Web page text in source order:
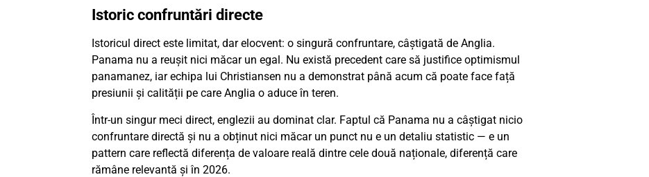
Istoric confruntări directe
Istoricul direct este limitat, dar elocvent: o singură confruntare, câștigată de Anglia.
Panama nu a reușit nici măcar un egal. Nu există precedent care să justifice optimismul
panamanez, iar echipa lui Christiansen nu a demonstrat până acum că poate face față
presiunii și calității pe care Anglia o aduce în teren.
Într-un singur meci direct, englezii au dominat clar. Faptul că Panama nu a câștigat nicio
confruntare directă și nu a obținut nici măcar un punct nu e un detaliu statistic — e un
pattern care reflectă diferența de valoare reală dintre cele două naționale, diferență care
rămâne relevantă și în 2026.